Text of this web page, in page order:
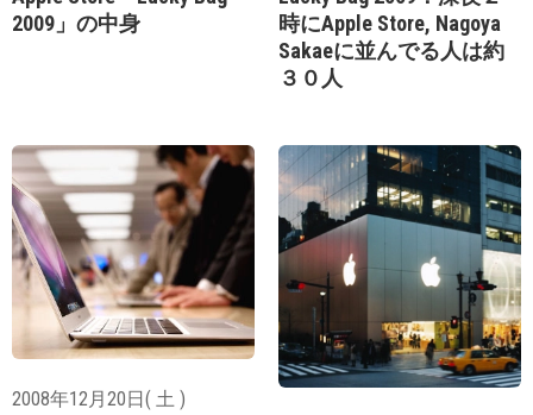
2009」の中身
時にApple Store, Nagoya
Sakaeに並んでる人は約
３０人
2008年12月20日( 土 )